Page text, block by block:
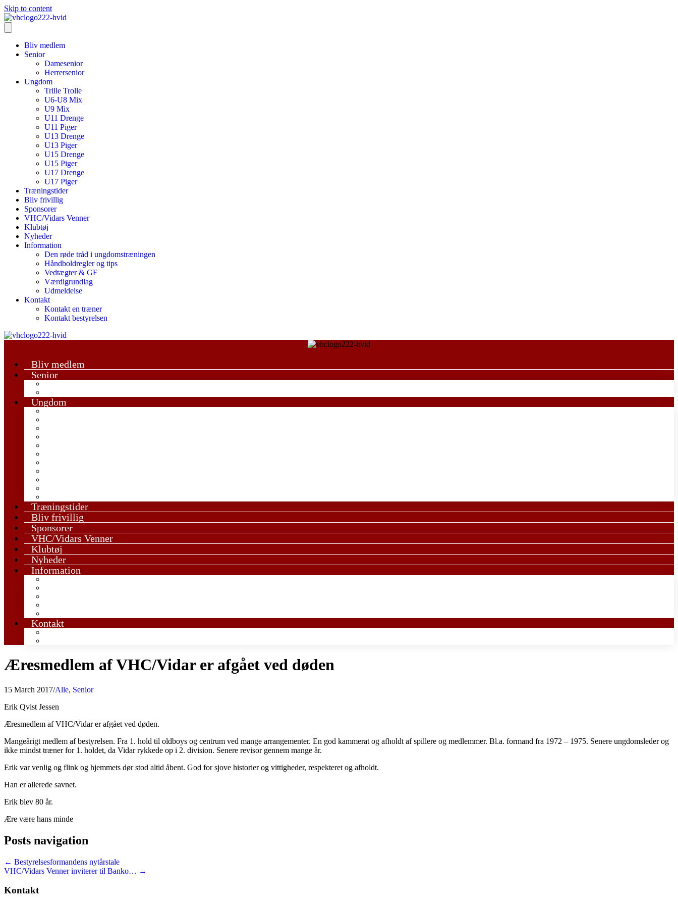
Skip to content
Bliv medlem
Senior
Damesenior
Herrersenior
Ungdom
Trille Trolle
U6-U8 Mix
U9 Mix
U11 Drenge
U11 Piger
U13 Drenge
U13 Piger
U15 Drenge
U15 Piger
U17 Drenge
U17 Piger
Træningstider
Bliv frivillig
Sponsorer
VHC/Vidars Venner
Klubtøj
Nyheder
Information
Den røde tråd i ungdomstræningen
Håndboldregler og tips
Vedtægter & GF
Værdigrundlag
Udmeldelse
Kontakt
Kontakt en træner
Kontakt bestyrelsen
Bliv medlem
Senior
Ungdom
Træningstider
Bliv frivillig
Sponsorer
VHC/Vidars Venner
Klubtøj
Nyheder
Information
Kontakt
Æresmedlem af VHC/Vidar er afgået ved døden
15 March 2017/Alle, Senior
Erik Qvist Jessen
Æresmedlem af VHC/Vidar er afgået ved døden.
Mangeårigt medlem af bestyrelsen. Fra 1. hold til oldboys og centrum ved mange arrangementer. En god kammerat og afholdt af spillere og medlemmer. Bl.a. formand fra 1972 – 1975. Senere ungdomsleder og
ikke mindst træner for 1. holdet, da Vidar rykkede op i 2. division. Senere revisor gennem mange år.
Erik var venlig og flink og hjemmets dør stod altid åbent. God for sjove historier og vittigheder, respekteret og afholdt.
Han er allerede savnet.
Erik blev 80 år.
Ære være hans minde
Posts navigation
← Bestyrelsesformandens nytårstale
VHC/Vidars Venner inviterer til Banko… →
Kontakt